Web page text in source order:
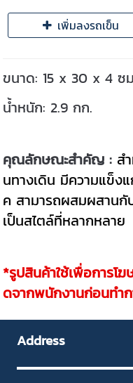
เพิ่มลงรถเข็น
ขนาด: 15 x 30 x 4 ซ
น้ำหนัก: 2.9 กก.
คุณลักษณะสำคัญ : ส
นทางเดิน มีความแข็ง
ค สามารถผสมผสานกั
เป็นสไตล์ที่หลากหลาย
*รูปสินค้าใช้เพื่อการโ
ดจากพนักงานก่อนทำ
Address